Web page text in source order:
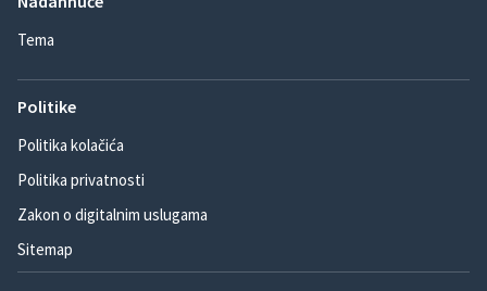
Tema
Politike
Politika kolačića
Politika privatnosti
Zakon o digitalnim uslugama
Sitemap